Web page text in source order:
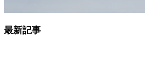
最新記事